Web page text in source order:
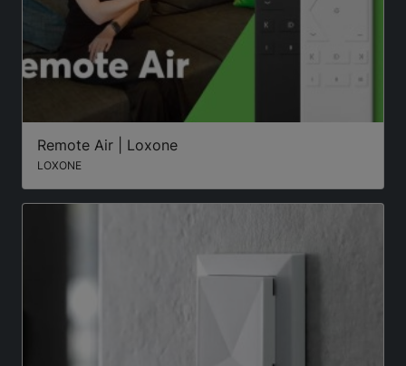
Remote Air | Loxone
LOXONE